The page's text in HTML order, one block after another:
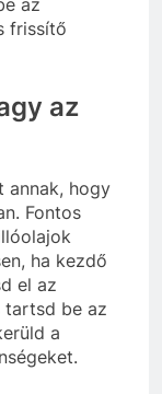
frissítő
az
annak, hogy
Fontos
ha kezdő
el az
tartsd be az
a